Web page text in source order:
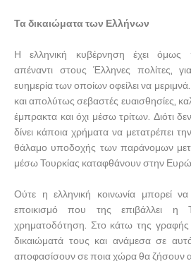
Τα δικαιώματα των Ελλήνων
Η ελληνική κυβέρνηση έχει όμως
απέναντι στους Έλληνες πολίτες,
ευημερία των οποίων οφείλει να
και απολύτως σεβαστές ευαισθησίες,
έμπρακτα και όχι μέσω τρίτων. Διότι
δίνει κάποια χρήματα να μετατρέπει
θάλαμο υποδοχής των παράνομων
μέσω Τουρκίας καταφθάνουν στην
Ούτε η ελληνική κοινωνία μπορεί να
εποικισμό που της επιβάλλει η
χρηματοδότηση. Στο κάτω της γραφής
δικαιώματά τους και ανάμεσα σε
αποφασίσουν σε ποια χώρα θα ζήσουν